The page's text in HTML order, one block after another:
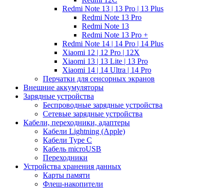
Redmi Note 13 | 13 Pro | 13 Plus
Redmi Note 13 Pro
Redmi Note 13
Redmi Note 13 Pro +
Redmi Note 14 | 14 Pro | 14 Plus
Xiaomi 12 | 12 Pro | 12X
Xiaomi 13 | 13 Lite | 13 Pro
Xiaomi 14 | 14 Ultra | 14 Pro
Перчатки для сенсорных экранов
Внешние аккумуляторы
Зарядные устройства
Беспроводные зарядные устройства
Сетевые зарядные устройства
Кабели, переходники, адаптеры
Кабели Lightning (Apple)
Кабели Type C
Кабель microUSB
Переходники
Устройства хранения данных
Карты памяти
Флеш-накопители